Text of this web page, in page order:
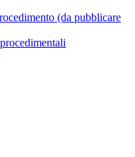
(da pubblicare